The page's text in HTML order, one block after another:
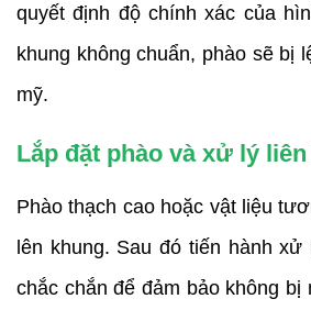
quyết định độ chính xác của
khung không chuẩn, phào sẽ bị
mỹ.
Lắp đặt phào và xử lý
Phào thạch cao hoặc vật liệu
lên khung. Sau đó tiến hành xử
chắc chắn để đảm bảo không bị